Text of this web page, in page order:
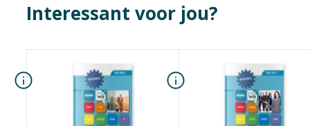
Business Services
Marketing,
Examen /
Office support
Management
Geen
Interessant voor jou?